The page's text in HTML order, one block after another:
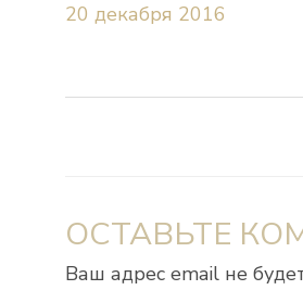
20 декабря 2016
ОСТАВЬТЕ
Ваш адрес email не